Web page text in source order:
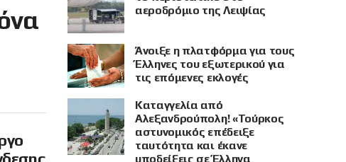
αεροδρόμιο της Λειψίας
Άνοιξε η πλατφόρμα για τους
Έλληνες του εξωτερικού για
τις επόμενες εκλογές
Καταγγελία από
Αλεξανδρούπολη! «Τούρκος
αστυνομικός επέδειξε
ταυτότητα και έκανε
υποδείξεις σε Έλληνα